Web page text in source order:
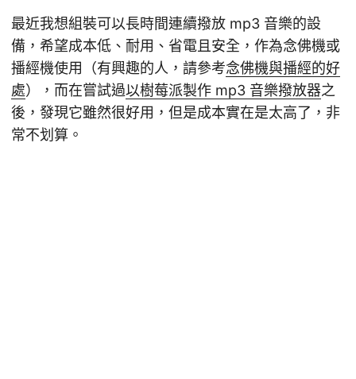
最近我想組裝可以長時間連續撥放 mp3 音樂的設
備，希望成本低、耐用、省電且安全，作為念佛機或
播經機使用（有興趣的人，請參考念佛機與播經的好
處），而在嘗試過以樹莓派製作 mp3 音樂撥放器之
後，發現它雖然很好用，但是成本實在是太高了，非
常不划算。